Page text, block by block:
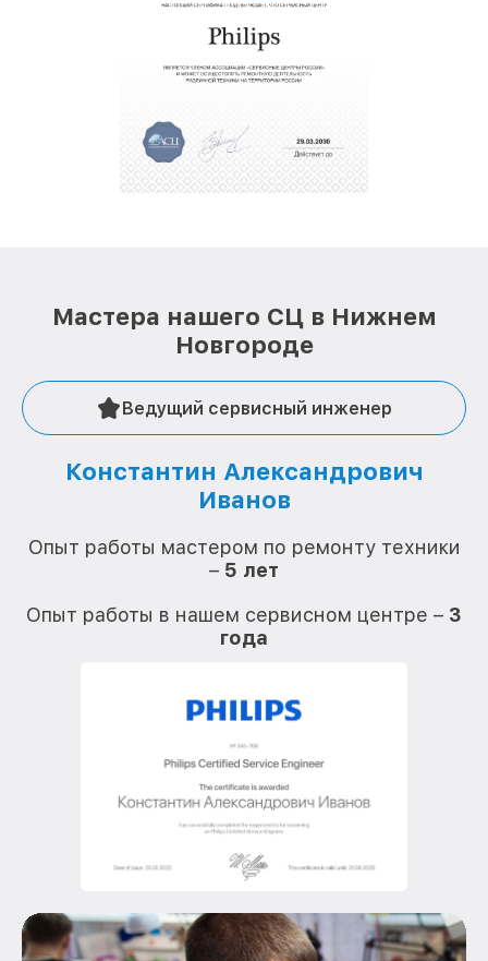
Мастера нашего СЦ в Нижнем
Новгороде
Ведущий сервисный инженер
Константин Александрович
Иванов
Опыт работы мастером по ремонту техники
– 5 лет
Опыт работы в нашем сервисном центре – 3
года